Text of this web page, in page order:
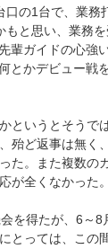
の1台で、業務
もと思い、業務
輩ガイドの心強
とかデビュー戦
というとそうで
殆ど返事は無く
た。また複数の
が全くなかった。
を得たが、6～
とっては、この